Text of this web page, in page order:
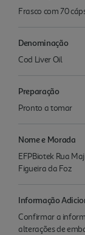
Frasco com 70
Denominação
Cod Liver Oil
Preparação
Pronto a tomar
Nome e Morada
EFPBiotek Rua
Figueira da Foz
Informação
Confirmar a
alterações de